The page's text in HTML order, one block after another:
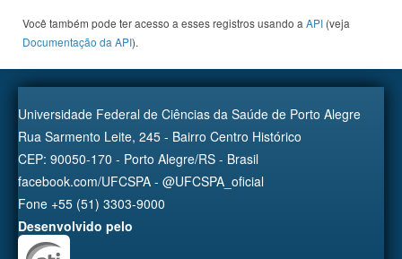
Você também pode ter acesso a esses registros usando a API (veja
Documentação da API).
Universidade Federal de Ciências da Saúde de Porto Alegre
Rua Sarmento Leite, 245 - Bairro Centro Histórico
CEP: 90050-170 - Porto Alegre/RS - Brasil
facebook.com/UFCSPA - @UFCSPA_oficial
Fone +55 (51) 3303-9000
Desenvolvido pelo